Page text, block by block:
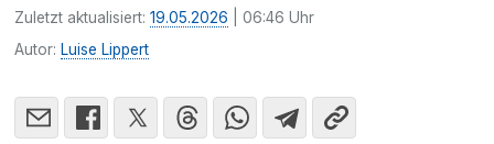
Zuletzt aktualisiert:19.05.2026 | 06:46 Uhr
Autor: Luise Lippert